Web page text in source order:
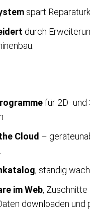
spart
durch
für 2D- und
Cloud –
, ständig
im Web, Zuschnitte
downloaden und